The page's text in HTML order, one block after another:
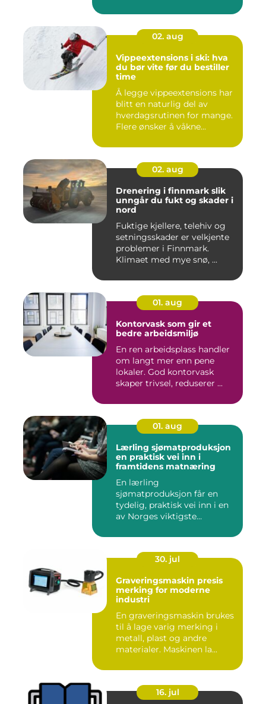
02. aug
Vippeextensions i ski: hva
du bør vite før du bestiller
time
Å legge vippeextensions har
blitt en naturlig del av
hverdagsrutinen for mange.
Flere ønsker å våkne...
02. aug
Drenering i finnmark slik
unngår du fukt og skader i
nord
Fuktige kjellere, telehiv og
setningsskader er velkjente
problemer i Finnmark.
Klimaet med mye snø, ...
01. aug
Kontorvask som gir et
bedre arbeidsmiljø
En ren arbeidsplass handler
om langt mer enn pene
lokaler. God kontorvask
skaper trivsel, reduserer ...
01. aug
Lærling sjømatproduksjon
en praktisk vei inn i
framtidens matnæring
En lærling
sjømatproduksjon får en
tydelig, praktisk vei inn i en
av Norges viktigste
30. jul
Graveringsmaskin presis
merking for moderne
industri
En graveringsmaskin brukes
til å lage varig merking i
metall, plast og andre
materialer. Maskinen la...
16. jul